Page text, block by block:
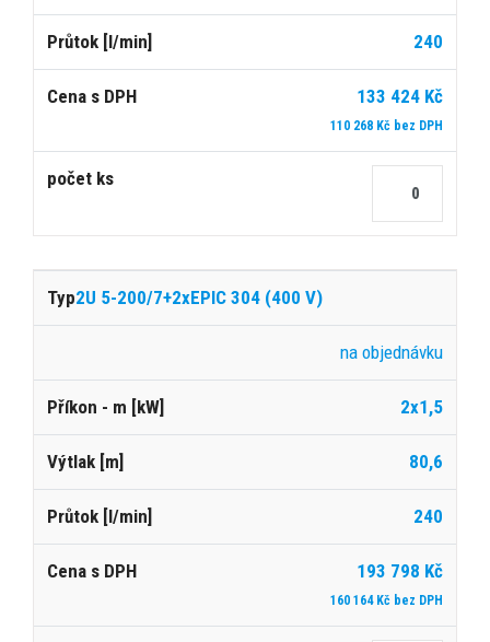
240
133 424 Kč
110 268 Kč bez DPH
2U 5-200/7+2xEPIC 304 (400 V)
na objednávku
2x1,5
80,6
240
193 798 Kč
160 164 Kč bez DPH